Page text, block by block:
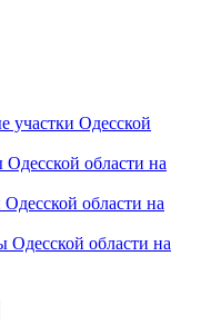
участки Одесской
области на
области на
Одесской области на